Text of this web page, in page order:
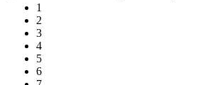
1
2
3
4
5
6